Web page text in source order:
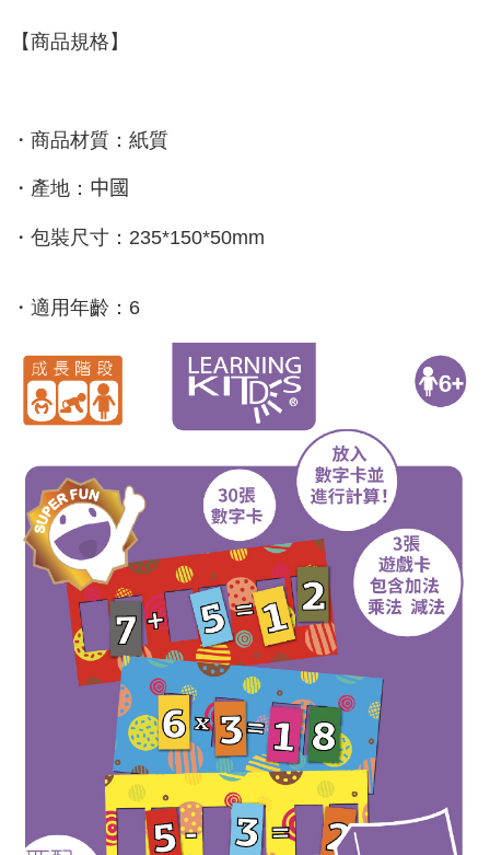
【商品規格】
・商品材質：紙質
・產地： 中國
・包裝尺寸： 235*150*50mm
・適用年齡： 6